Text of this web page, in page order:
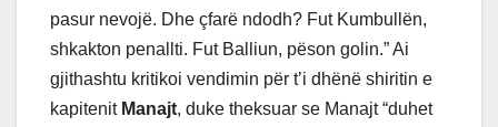
pasur nevojë. Dhe çfarë ndodh? Fut Kumbullën,
shkakton penallti. Fut Balliun, pëson golin.” Ai
gjithashtu kritikoi vendimin për t’i dhënë shiritin e
kapitenit Manajt, duke theksuar se Manajt “duhet